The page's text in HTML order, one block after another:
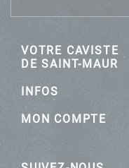
VOTRE CAVISTE
DE SAINT-MAUR
INFOS
MON COMPTE